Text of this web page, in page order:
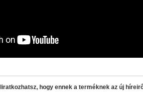
hogy ennek a terméknek az új